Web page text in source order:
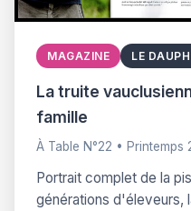
MAGAZINE LE
La truite
famille
À Table N°22 •
Portrait complet de la
générations d'éleveurs,